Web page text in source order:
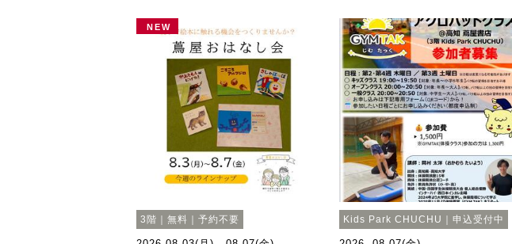
NEW
3階｜無料｜予約不要 Kids Park CHUCHU｜申込受付中